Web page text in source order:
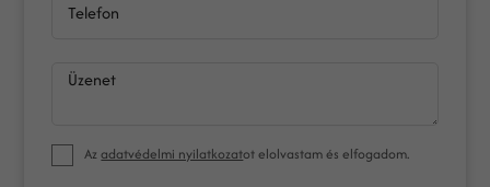
Telefon
Üzenet
Azadatvédelmi nyilatkozatot elolvastam és elfogadom.